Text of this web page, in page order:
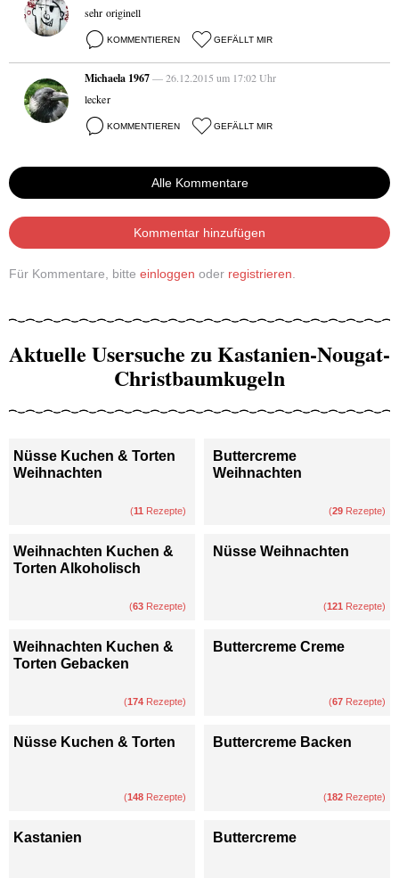
sehr originell
KOMMENTIEREN GEFÄLLT MIR
Michaela 1967— 26.12.2015 um 17:02 Uhr
lecker
KOMMENTIEREN GEFÄLLT MIR
Alle Kommentare
Kommentar hinzufügen
Für Kommentare, bitte einloggen oder registrieren
Aktuelle Usersuche zu Kastanien-Nougat-
Christbaumkugeln
Nüsse Kuchen & Torten
Weihnachten
(11 Rezepte)
Buttercreme
Weihnachten
(29 Rezepte)
Weihnachten Kuchen &
Torten Alkoholisch
(63 Rezepte)
Nüsse Weihnachten
(121 Rezepte)
Weihnachten Kuchen &
Torten Gebacken
(174 Rezepte)
Buttercreme Creme
(67 Rezepte)
Nüsse Kuchen & Torten
(148 Rezepte)
Buttercreme Backen
(182 Rezepte)
Kastanien Buttercreme